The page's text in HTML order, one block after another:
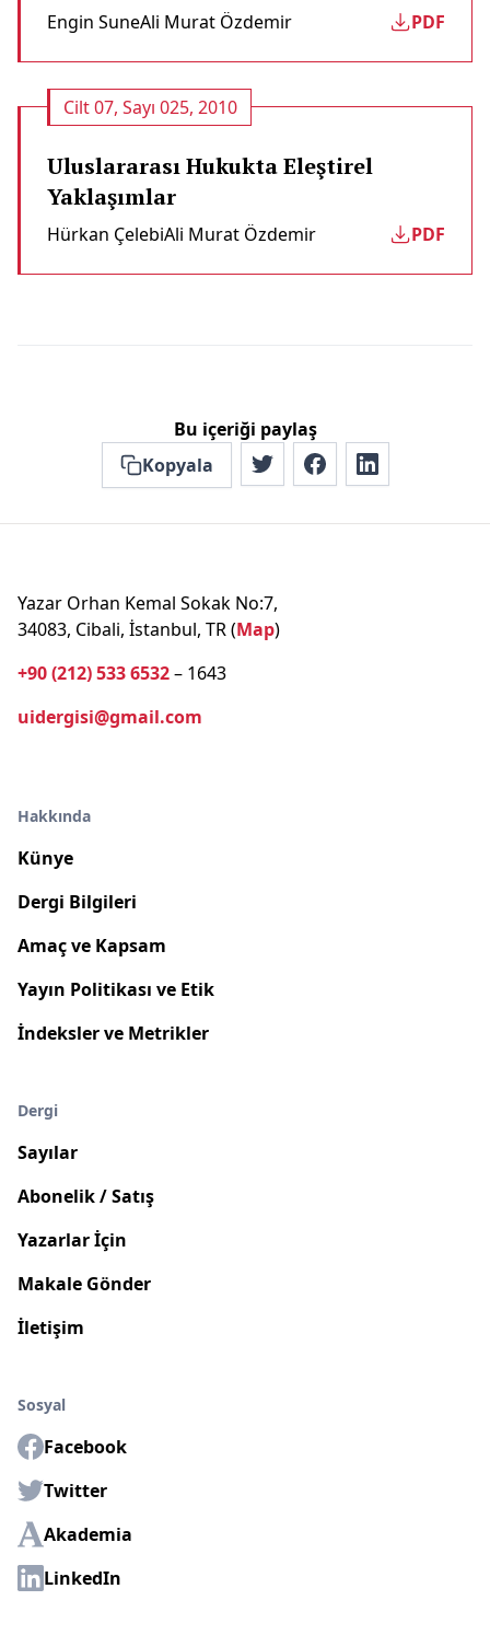
Engin SuneAli Murat Özdemi̇r PDF
Cilt 07, Sayı 025, 2010
Uluslararası Hukukta Eleştirel
Yaklaşımlar
Hürkan ÇelebiAli Murat Özdemi̇r PDF
Bu içeriği paylaş
Kopyala
Yazar Orhan Kemal Sokak No:7,
34083, Cibali, İstanbul, TR (Map)
+90 (212) 533 6532– 1643
uidergisi@gmail.com
Hakkında
Künye
Dergi Bilgileri
Amaç ve Kapsam
Yayın Politikası ve Etik
İndeksler ve Metrikler
Dergi
Sayılar
Abonelik / Satış
Yazarlar İçin
Makale Gönder
İletişim
Sosyal
Facebook
Twitter
Akademia
LinkedIn